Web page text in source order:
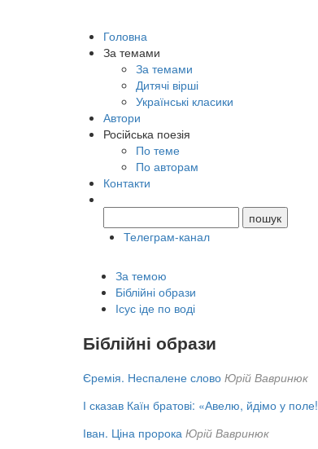
Головна
За темами
За темами
Дитячі вірші
Українські класики
Автори
Російська поезія
По теме
По авторам
Контакти
Телеграм-канал
За темою
Біблійні образи
Ісус іде по воді
Біблійні образи
Єремія. Неспалене слово Юрій Вавринюк
І сказав Каїн братові: «Авелю, йдімо у поле!
Іван. Ціна пророка Юрій Вавринюк